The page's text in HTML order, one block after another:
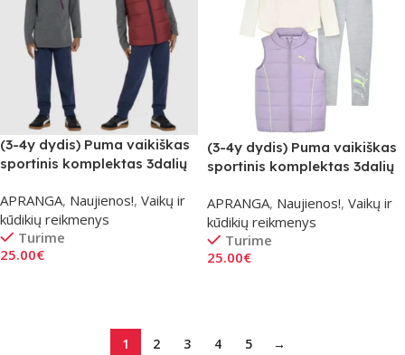
(3-4y dydis) Puma vaikiškas
sportinis komplektas 3dalių
APRANGA, Naujienos!, Vaikų ir
kūdikių reikmenys
Turime
25.00€
(3-4y dydis) Puma vaikiškas
sportinis komplektas 3dalių
APRANGA, Naujienos!, Vaikų ir
kūdikių reikmenys
Turime
25.00€
1 2 3 4 5 →